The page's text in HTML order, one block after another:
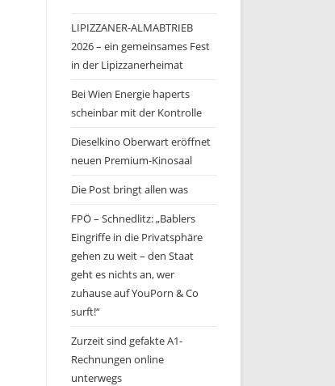
LIPIZZANER-ALMABTRIEB
2026 – ein gemeinsames Fest
in der Lipizzanerheimat
Bei Wien Energie haperts
scheinbar mit der Kontrolle
Dieselkino Oberwart eröffnet
neuen Premium-Kinosaal
Die Post bringt allen was
FPÖ – Schnedlitz: „Bablers
Eingriffe in die Privatsphäre
gehen zu weit – den Staat
geht es nichts an, wer
zuhause auf YouPorn & Co
surft!“
Zurzeit sind gefakte A1-
Rechnungen online
unterwegs